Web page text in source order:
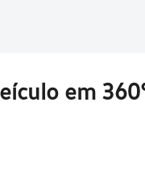
em